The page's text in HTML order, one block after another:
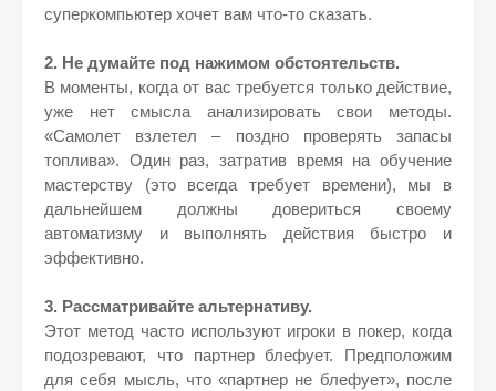
суперкомпьютер хочет вам что-то сказать.
2. Не думайте под нажимом обстоятельств.
В моменты, когда от вас требуется только действие,
уже нет смысла анализировать свои методы.
«Самолет взлетел – поздно проверять запасы
топлива». Один раз, затратив время на обучение
мастерству (это всегда требует времени), мы в
дальнейшем должны довериться своему
автоматизму и выполнять действия быстро и
эффективно.
3. Рассматривайте альтернативу.
Этот метод часто используют игроки в покер, когда
подозревают, что партнер блефует. Предположим
для себя мысль, что «партнер не блефует», после